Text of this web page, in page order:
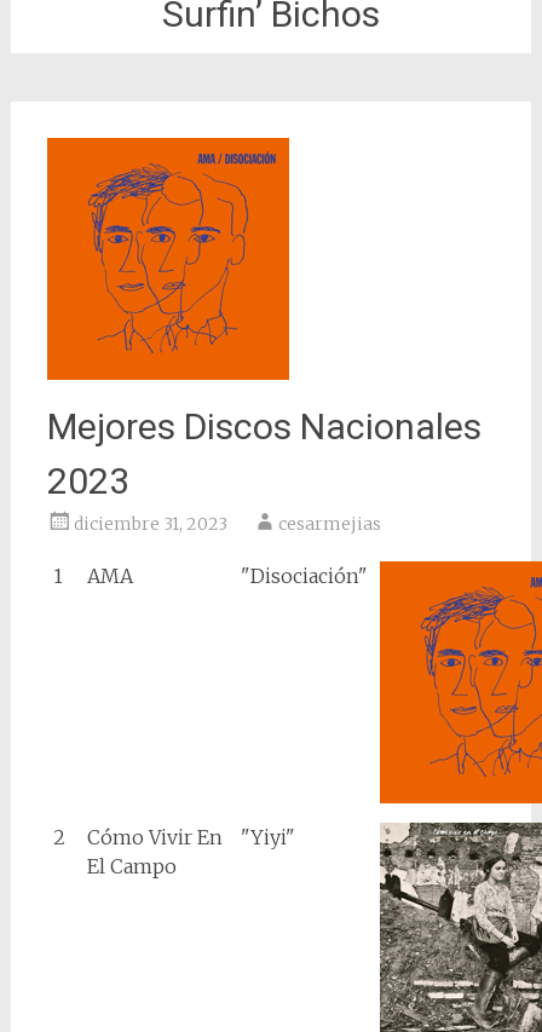
Surfin’ Bichos
Mejores Discos Nacionales
2023
diciembre 31, 2023 cesarmejias
1 AMA "Disociación"
2
Cómo Vivir En
El Campo
"Yiyi"